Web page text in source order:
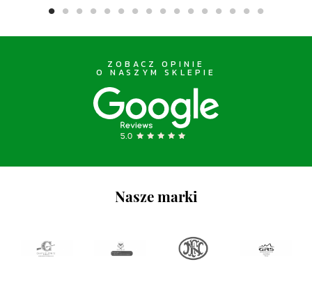
ZOBACZ OPINIE
O NASZYM SKLEPIE
Nasze marki